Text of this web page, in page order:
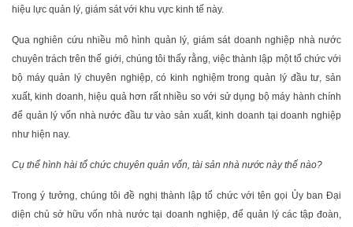
hiệu lực quản lý, giám sát với khu vực kinh tế này.
Qua nghiên cứu nhiều mô hình quản lý, giám sát doanh nghiệp nhà nước
chuyên trách trên thế giới, chúng tôi thấy rằng, việc thành lập một tổ chức với
bộ máy quản lý chuyên nghiệp, có kinh nghiệm trong quản lý đầu tư, sản
xuất, kinh doanh, hiệu quả hơn rất nhiều so với sử dụng bộ máy hành chính
để quản lý vốn nhà nước đầu tư vào sản xuất, kinh doanh tại doanh nghiệp
như hiện nay.
Cụ thể hình hài tổ chức chuyên quản vốn, tài sản nhà nước này thế nào?
Trong ý tưởng, chúng tôi đề nghị thành lập tổ chức với tên gọi Ủy ban Đại
diện chủ sở hữu vốn nhà nước tại doanh nghiệp, để quản lý các tập đoàn,